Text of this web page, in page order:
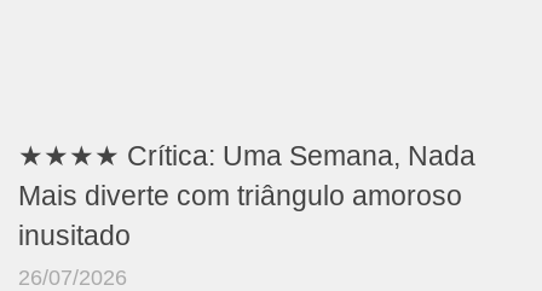
★★★★ Crítica: Uma Semana, Nada
Mais diverte com triângulo amoroso
inusitado
26/07/2026